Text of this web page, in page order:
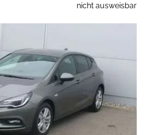
nicht ausweisbar